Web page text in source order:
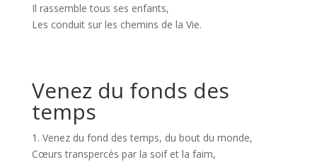
Il rassemble tous ses enfants,
Les conduit sur les chemins de la Vie.
Venez du fonds des
temps
1. Venez du fond des temps, du bout du monde,
Cœurs transpercés par la soif et la faim,